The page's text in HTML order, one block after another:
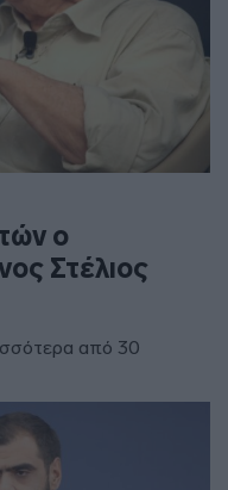
ο
Στέλιος
από 30